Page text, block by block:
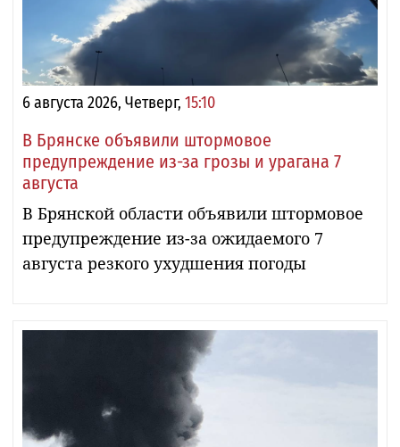
6 августа 2026, Четверг, 15:10
В Брянске объявили штормовое
предупреждение из-за грозы и урагана 7
августа
В Брянской области объявили штормовое
предупреждение из-за ожидаемого 7
августа резкого ухудшения погоды